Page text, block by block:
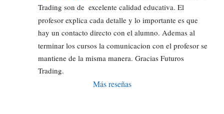
Trading son de  excelente calidad educativa. El
profesor explica cada detalle y lo importante es que
hay un contacto directo con el alumno. Ademas al
terminar los cursos la comunicacion con el profesor se
mantiene de la misma manera. Gracias Futuros
Trading.
Más reseñas